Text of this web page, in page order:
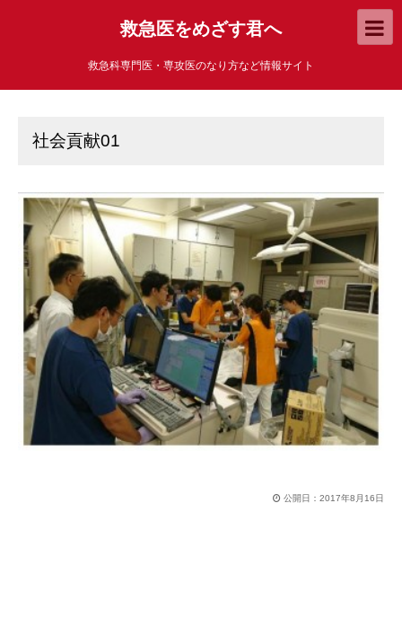
救急医をめざす君へ
救急科専門医・専攻医のなり方など情報サイト
社会貢献01
公開日： 2017年8月16日